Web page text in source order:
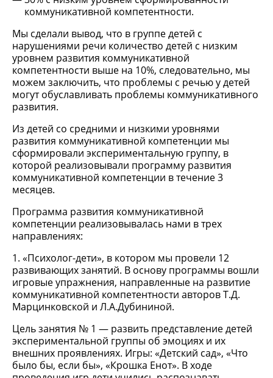
коммуникативной компетентности.
Мы сделали вывод, что в группе детей с
нарушениями речи количество детей с низким
уровнем развития коммуникативной
компетентности выше на 10%, следовательно, мы
можем заключить, что проблемы с речью у детей
могут обуславливать проблемы коммуникативного
развития.
Из детей со средними и низкими уровнями
развития коммуникативной компетенции мы
сформировали экспериментальную группу, в
которой реализовывали программу развития
коммуникативной компетенции в течение 3
месяцев.
Программа развития коммуникативной
компетенции реализовывалась нами в трех
направлениях:
1. «Психолог-дети», в котором мы провели 12
развивающих занятий. В основу программы вошли
игровые упражнения, направленные на развитие
коммуникативной компетентности авторов Т.Д.
Марцинковской и Л.А.Дубининой.
Цель занятия № 1 — развить представление детей
экспериментальной группы об эмоциях и их
внешних проявлениях. Игры: «Детский сад», «Что
было бы, если бы», «Крошка Енот». В ходе